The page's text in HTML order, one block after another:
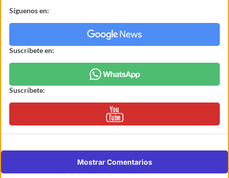
Síguenos en:
Suscríbete en:
Suscríbete:
Mostrar Comentarios